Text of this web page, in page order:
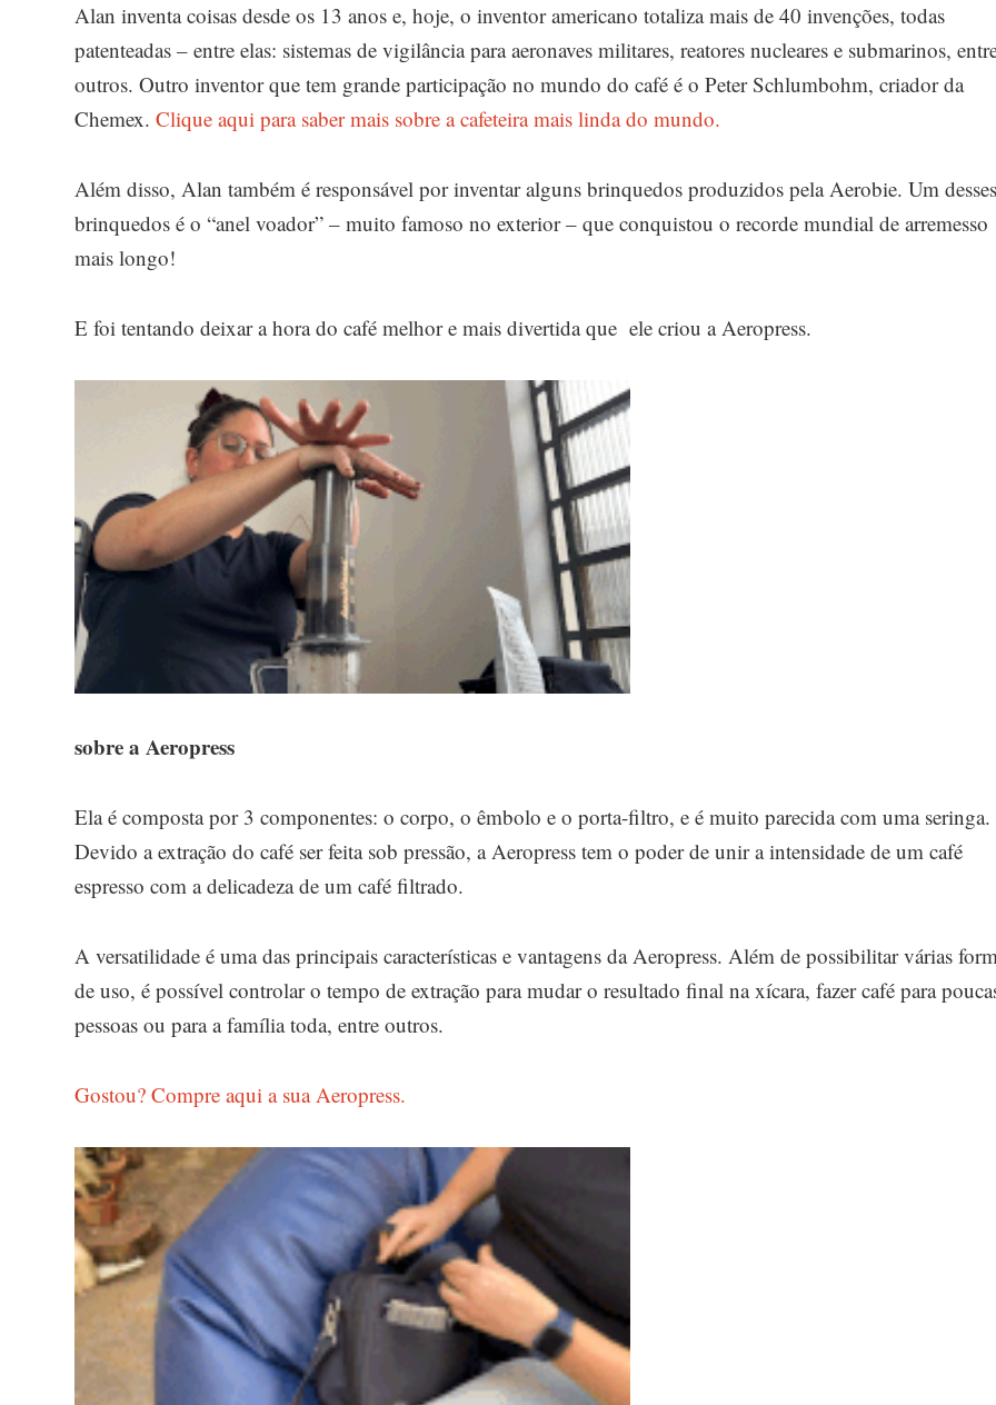
Alan inventa coisas desde os 13 anos e, hoje, o inventor americano totaliza mais de 40 invenções, todas
patenteadas – entre elas: sistemas de vigilância para aeronaves militares, reatores nucleares e submarinos,
outros. Outro inventor que tem grande participação no mundo do café é o Peter Schlumbohm, criador da
Chemex.Clique aqui para saber mais sobre a cafeteira mais linda do mundo.
Além disso, Alan também é responsável por inventar alguns brinquedos produzidos pela Aerobie. Um
brinquedos é o “anel voador” – muito famoso no exterior – que conquistou o recorde mundial de arremesso
mais longo!
E foi tentando deixar a hora do café melhor e mais divertida que ele criou a Aeropress.
sobre a Aeropress
Ela é composta por 3 componentes: o corpo, o êmbolo e o porta-filtro, e é muito parecida com uma seringa.
Devido a extração do café ser feita sob pressão, a Aeropress tem o poder de unir a intensidade de um café
espresso com a delicadeza de um café filtrado.
A versatilidade é uma das principais características e vantagens da Aeropress. Além de possibilitar várias
de uso, é possível controlar o tempo de extração para mudar o resultado final na xícara, fazer café para
pessoas ou para a família toda, entre outros.
Gostou? Compre aqui a sua Aeropress.